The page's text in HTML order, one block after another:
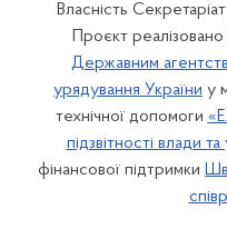
Власність
Проєкт реалізовано
Державним
урядування України у
технічної допомоги
підзвітності влади
фінансової підтримки